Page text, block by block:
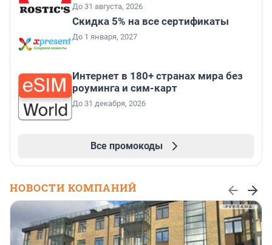
До 31 августа, 2026
Скидка 5% на все сертификаты
До 1 января, 2027
Интернет в 180+ странах мира без
роуминга и сим-карт
До 31 декабря, 2026
Все промокоды
НОВОСТИ КОМПАНИЙ